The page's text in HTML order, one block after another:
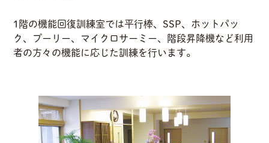
1階の機能回復訓練室では平行棒、SSP、ホットパッ
ク、プーリー、マイクロサーミー、階段昇降機など利用
者の方々の機能に応じた訓練を行います。